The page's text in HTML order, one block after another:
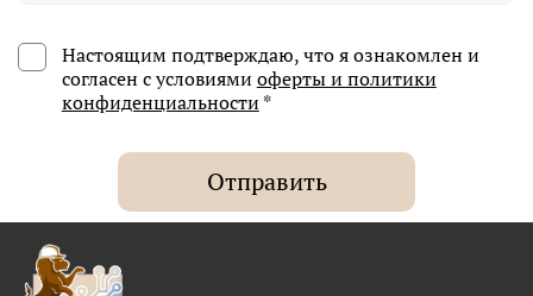
Настоящим подтверждаю, что я ознакомлен и
согласен с условиями оферты и политики
конфиденциальности *
Отправить